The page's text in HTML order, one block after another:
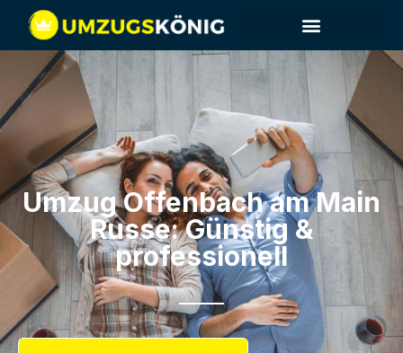
Umzug Offenbach am Main​
Russe: Günstig &
professionell​